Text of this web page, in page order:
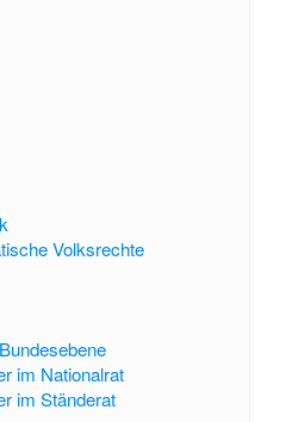
Volksrechte
im Nationalrat
im Ständerat